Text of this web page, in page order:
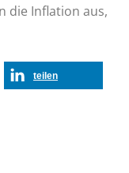
die Inflation aus,
teilen